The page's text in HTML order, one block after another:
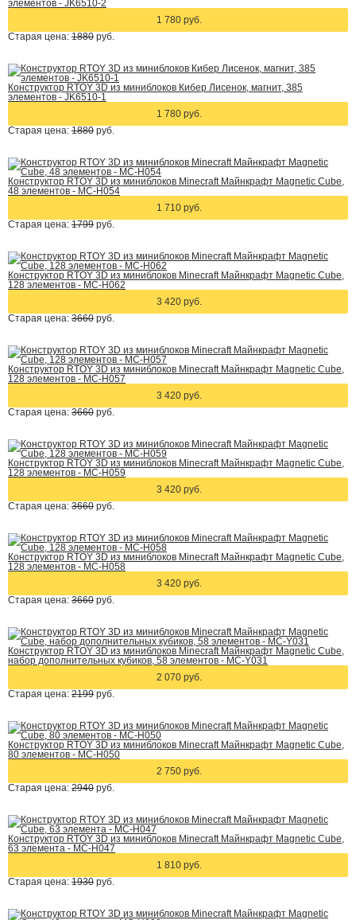
элементов - JK6510-2
1 780 руб.
Старая цена: 1880 руб.
Конструктор RTOY 3D из миниблоков Кибер Лисенок, магнит, 385
элементов - JK6510-1
1 780 руб.
Старая цена: 1880 руб.
Конструктор RTOY 3D из миниблоков Minecraft Майнкрафт Magnetic Cube,
48 элементов - MC-H054
1 710 руб.
Старая цена: 1799 руб.
Конструктор RTOY 3D из миниблоков Minecraft Майнкрафт Magnetic Cube,
128 элементов - MC-H062
3 420 руб.
Старая цена: 3660 руб.
Конструктор RTOY 3D из миниблоков Minecraft Майнкрафт Magnetic Cube,
128 элементов - MC-H057
3 420 руб.
Старая цена: 3660 руб.
Конструктор RTOY 3D из миниблоков Minecraft Майнкрафт Magnetic Cube,
128 элементов - MC-H059
3 420 руб.
Старая цена: 3660 руб.
Конструктор RTOY 3D из миниблоков Minecraft Майнкрафт Magnetic Cube,
128 элементов - MC-H058
3 420 руб.
Старая цена: 3660 руб.
Конструктор RTOY 3D из миниблоков Minecraft Майнкрафт Magnetic Cube,
набор дополнительных кубиков, 58 элементов - MC-Y031
2 070 руб.
Старая цена: 2199 руб.
Конструктор RTOY 3D из миниблоков Minecraft Майнкрафт Magnetic Cube,
80 элементов - MC-H050
2 750 руб.
Старая цена: 2940 руб.
Конструктор RTOY 3D из миниблоков Minecraft Майнкрафт Magnetic Cube,
63 элемента - MC-H047
1 810 руб.
Старая цена: 1930 руб.